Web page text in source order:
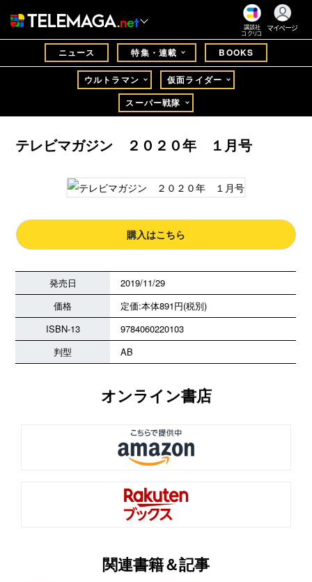
講談社
コクリコ
マイページ
ニュース 特集・連載 BOOKS
ウルトラマン
仮面ライダー
スーパー戦隊
テレビマガジン ２０２０年 １月号
購入はこちら
発売日
2019/11/29
価格
定価:本体891円(税別)
ISBN-13
9784060220103
判型
AB
オンライン書店
関連書籍＆記事